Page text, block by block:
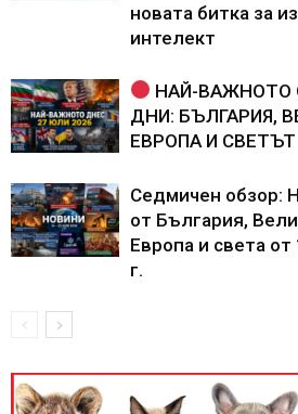
новата битка за
интелект
НАЙ-ВАЖНОТО
ДНИ: БЪЛГАРИЯ,
ЕВРОПА И СВЕТЪТ
Седмичен обзор:
от България,
Европа и света
г.